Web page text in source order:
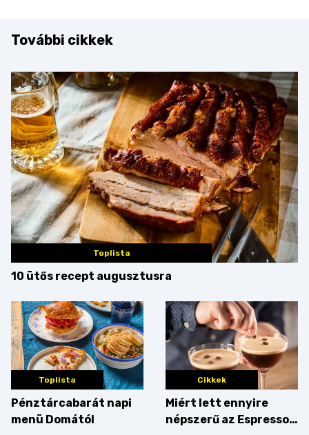
További cikkek
Toplista
10 ütős recept augusztusra
Toplista
Pénztárcabarát napi
menü Domától
Cikkek
Miért lett ennyire
népszerű az Espresso